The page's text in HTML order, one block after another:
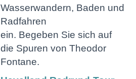
Wasserwandern, Baden und
Radfahren
ein. Begeben Sie sich auf
die Spuren von Theodor
Fontane.